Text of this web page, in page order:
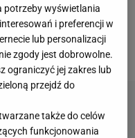
Podbeskidzia
w tym meczu
potrzeby wyświetlania
i preferencji w
lub personalizacji
zgody jest dobrowolne.
ograniczyć jej zakres lub
przejdź do
także do celów
funkcjonowania